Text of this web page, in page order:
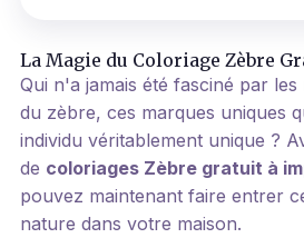
maintenant !
La Magie du Coloriage Zèbre
Qui n'a jamais été fasciné par
du zèbre, ces marques uniques
individu véritablement unique ?
de coloriages Zèbre gratuit à
pouvez maintenant faire entrer
nature dans votre maison.